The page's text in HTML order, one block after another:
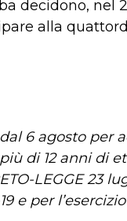
decidono, nel
alla
6 agosto
di 12 anni di
LEGGE 23
e per